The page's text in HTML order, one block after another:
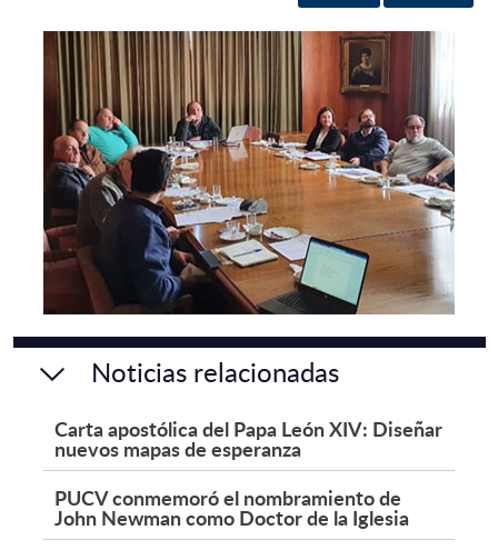
Noticias relacionadas
Carta apostólica del Papa León XIV: Diseñar
nuevos mapas de esperanza
PUCV conmemoró el nombramiento de
John Newman como Doctor de la Iglesia